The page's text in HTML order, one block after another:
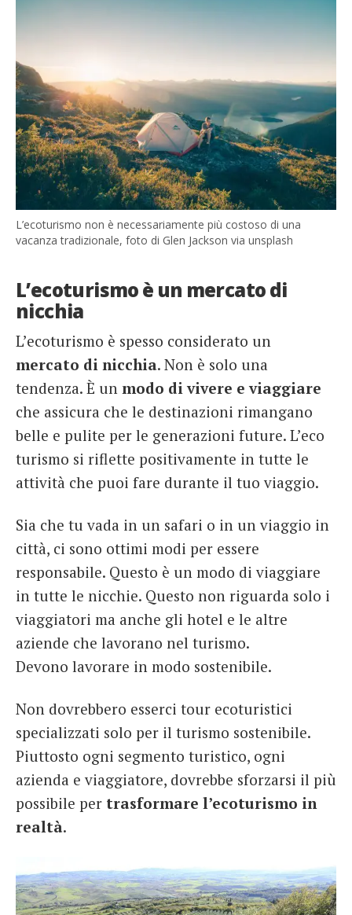
L’ecoturismo non è necessariamente più costoso di una
vacanza tradizionale, foto di Glen Jackson via unsplash
L’ecoturismo è un mercato di
nicchia
L’ecoturismo è spesso considerato un
mercato di nicchia. Non è solo una
tendenza. È un modo di vivere e viaggiare
che assicura che le destinazioni rimangano
belle e pulite per le generazioni future. L’eco
turismo si riflette positivamente in tutte le
attività che puoi fare durante il tuo viaggio.
Sia che tu vada in un safari o in un viaggio in
città, ci sono ottimi modi per essere
responsabile. Questo è un modo di viaggiare
in tutte le nicchie. Questo non riguarda solo i
viaggiatori ma anche gli hotel e le altre
aziende che lavorano nel turismo.
Devono lavorare in modo sostenibile.
Non dovrebbero esserci tour ecoturistici
specializzati solo per il turismo sostenibile.
Piuttosto ogni segmento turistico, ogni
azienda e viaggiatore, dovrebbe sforzarsi il più
possibile per trasformare l’ecoturismo in
realtà.